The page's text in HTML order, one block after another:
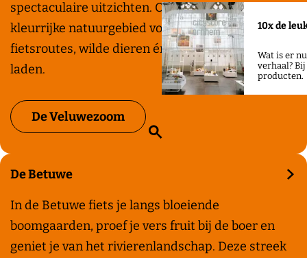
10x de
Wat is er
verhaal?
producten.
e
n
V
e
l
u
e
z
o
o
spectaculaire uitzichten. Ontdek dit ruige en
kleurrijke natuurgebied vol wandelpaden,
fietsroutes, wilde dieren én volop ruimte om op te
laden.
De Veluwezoom
De Betuwe
D
e
B
In de Betuwe fiets je langs bloeiende
boomgaarden, proef je vers fruit bij de boer en
geniet je van het rivierenlandschap. Deze streek